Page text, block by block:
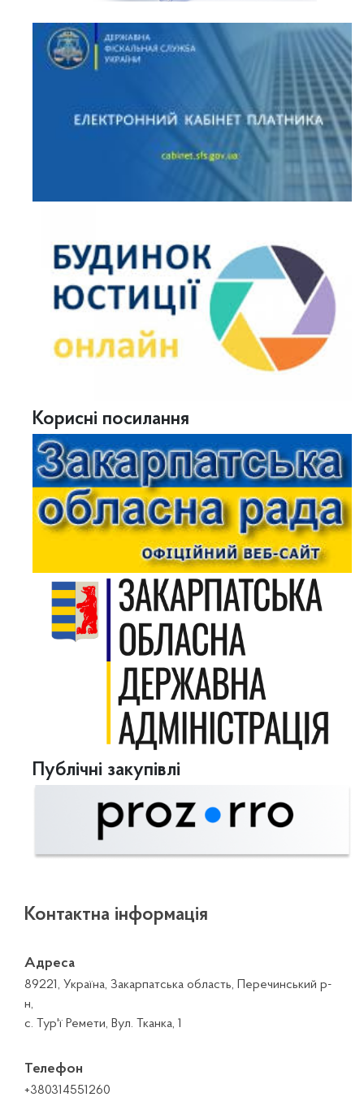
Корисні посилання
Публічні закупівлі
Контактна інформація
Адреса
89221, Україна, Закарпатська область, Перечинський р-
н,
с. Тур'ї Ремети, Вул. Тканка, 1
Телефон
+380314551260